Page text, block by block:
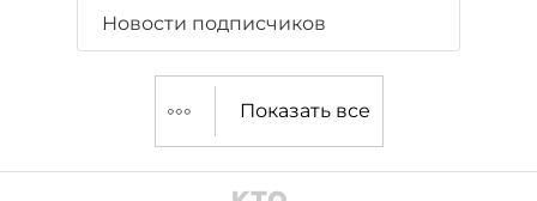
Новости подписчиков
Показать все